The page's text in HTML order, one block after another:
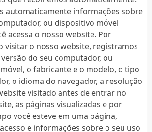
automaticamente informações sobre
ou dispositivo móvel
acessa o nosso website. Por
visitar o nosso website, registramos
do seu computador, ou
o fabricante e o modelo, o tipo
o idioma do navegador, a resolução
visitado antes de entrar no
as páginas visualizadas e por
você esteve em uma página,
e informações sobre o seu uso